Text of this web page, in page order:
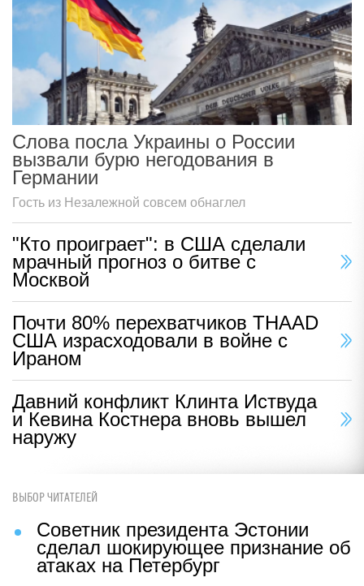
Слова посла Украины о России
вызвали бурю негодования в
Германии
Гость из Незалежной совсем обнаглел
"Кто проиграет": в США сделали
мрачный прогноз о битве с
Москвой
Почти 80% перехватчиков THAAD
США израсходовали в войне с
Ираном
Давний конфликт Клинта Иствуда
и Кевина Костнера вновь вышел
наружу
ВЫБОР ЧИТАТЕЛЕЙ
Советник президента Эстонии
сделал шокирующее признание об
атаках на Петербург